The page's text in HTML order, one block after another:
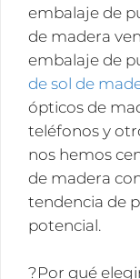
embalaje de
de madera
embalaje de
de sol de
ópticos de
teléfonos y
nos hemos
de madera
tendencia de
potencial.
?Por qué